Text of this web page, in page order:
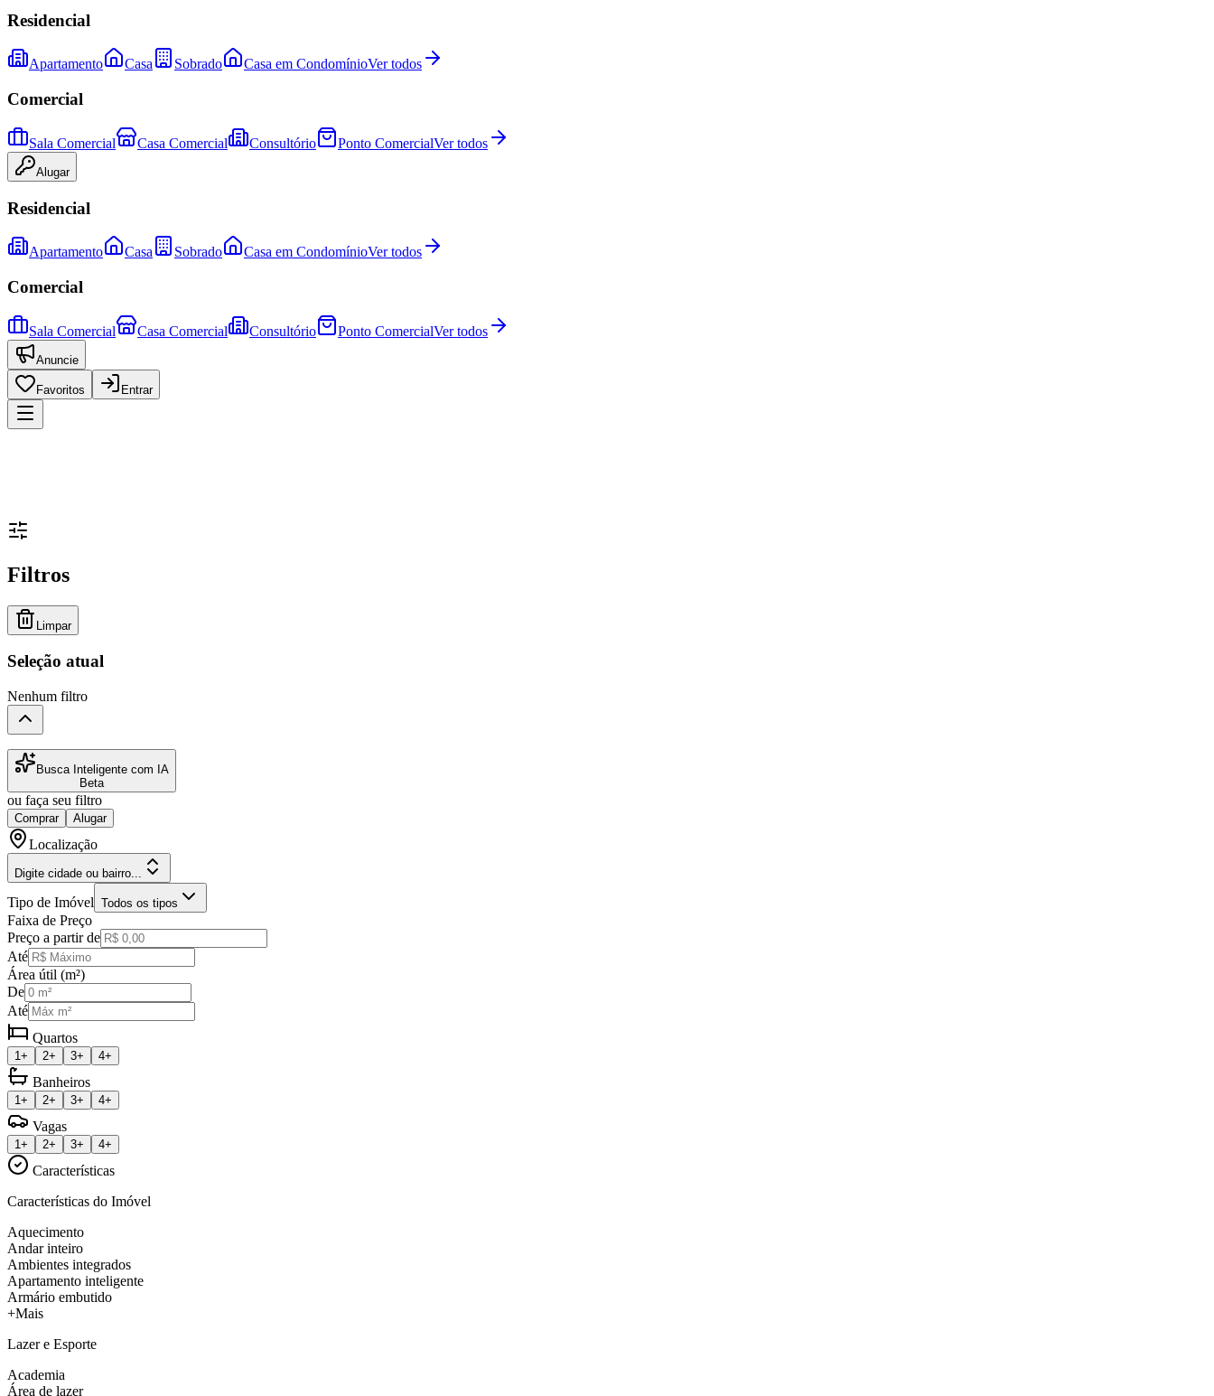
Residencial
Apartamento Casa Sobrado Casa em CondomínioVer todos
Comercial
Sala Comercial Casa Comercial Consultório Ponto ComercialVer todos
Alugar
Residencial
Apartamento Casa Sobrado Casa em CondomínioVer todos
Comercial
Sala Comercial Casa Comercial Consultório Ponto ComercialVer todos
Anuncie
Favoritos Entrar
Filtros
Limpar
Seleção atual
Nenhum filtro
Busca Inteligente com IA
Beta
ou faça seu filtro
Comprar Alugar
Localização
Digite cidade ou bairro...
Tipo de Imóvel Todos os tipos
Faixa de Preço
Preço a partir de
Até
Área útil (m²)
De
Até
Quartos
1+ 2+ 3+ 4+
Banheiros
1+ 2+ 3+ 4+
Vagas
1+ 2+ 3+ 4+
Características
Características do Imóvel
Aquecimento
Andar inteiro
Ambientes integrados
Apartamento inteligente
Armário embutido
+Mais
Lazer e Esporte
Academia
Área de lazer